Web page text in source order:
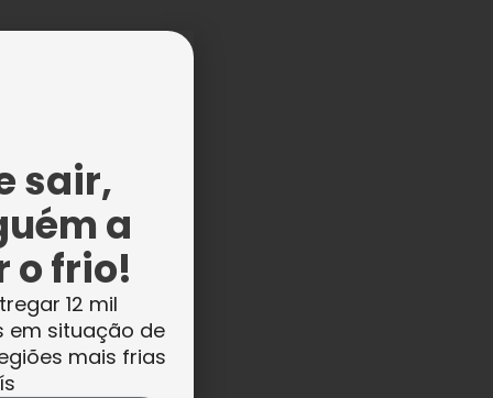
sair,
a
o frio!
12 mil
em situação de
mais frias